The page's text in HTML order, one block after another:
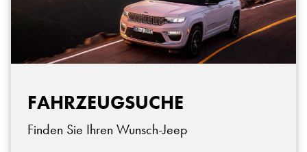
FAHRZEUGSUCHE
Finden Sie Ihren Wunsch-Jeep